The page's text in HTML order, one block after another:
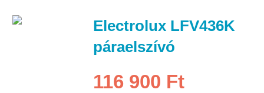
Electrolux LFV436K
páraelszívó
116 900 Ft